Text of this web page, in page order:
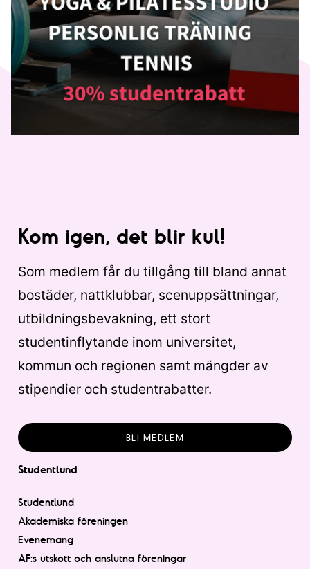
Kom igen, det blir kul!
Som medlem får du tillgång till bland annat
bostäder, nattklubbar, scenuppsättningar,
utbildningsbevakning, ett stort
studentinflytande inom universitet,
kommun och regionen samt mängder av
stipendier och studentrabatter.
BLI MEDLEM
Studentlund
Studentlund
Akademiska föreningen
Evenemang
AF:s utskott och anslutna föreningar